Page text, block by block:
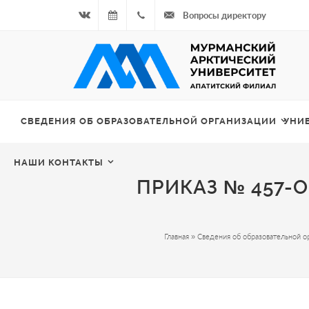
Вконтакте07.08.2026
- Чётная
+7
964
Вопросы директору
СВЕДЕНИЯ ОБ ОБРАЗОВАТЕЛЬНОЙ ОРГАНИЗАЦИИ
НАШИ КОНТАКТЫ
ПРИКАЗ № 457-
Главная » Сведения об образовательной